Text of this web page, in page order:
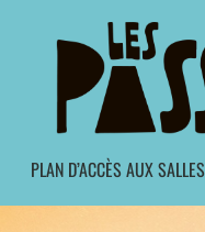
PLAN D’ACCÈS AUX SALLES